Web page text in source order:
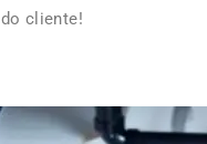
cliente!